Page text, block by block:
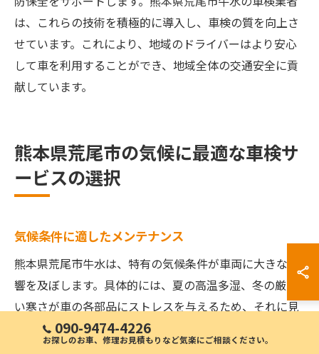
は、これらの技術を積極的に導入し、車検の質を向上さ
せています。これにより、地域のドライバーはより安心
して車を利用することができ、地域全体の交通安全に貢
献しています。
熊本県荒尾市の気候に最適な車検サ
ービスの選択
気候条件に適したメンテナンス
熊本県荒尾市牛水は、特有の気候条件が車両に大きな影
響を及ぼします。具体的には、夏の高温多湿、冬の厳し
い寒さが車の各部品にストレスを与えるため、それに見
合ったメンテナンスが必要です。例えば、冷却システム
の点検は夏場のオーバーヒート防止に欠かせません。ま
090-9474-4226
お探しのお車、修理お見積もりなど気楽にご相談ください。